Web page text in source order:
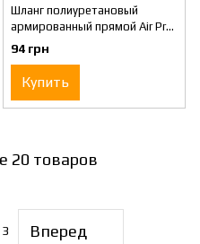
Шланг полиуретановый
армированный прямой Air Pro
UNA8012 (8х12 мм)
94 грн
Купить
20 товаров
Вперед